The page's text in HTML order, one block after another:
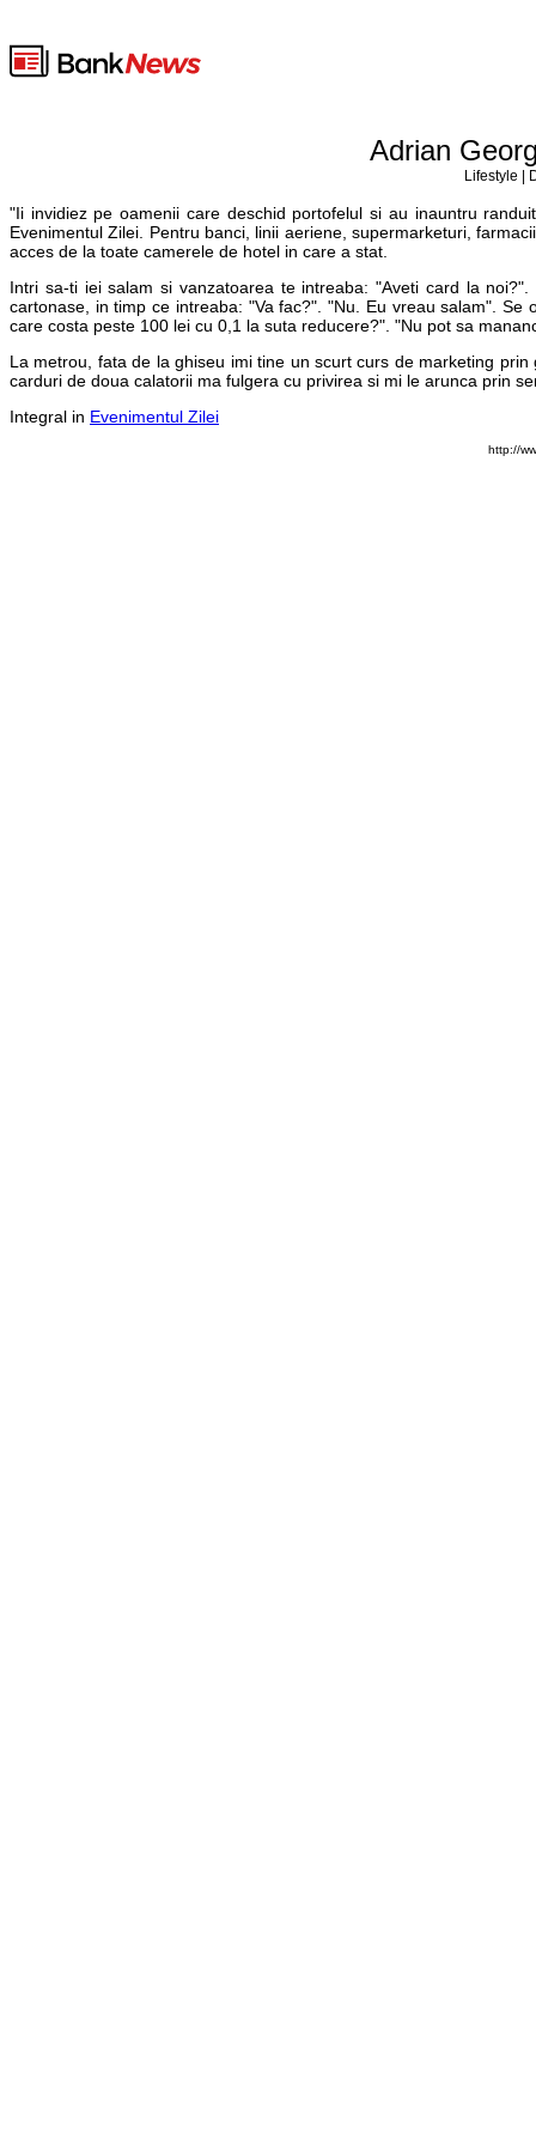
Adrian
Lifestyle |
"Ii invidiez pe oamenii care deschid portofelul si au inauntru
Evenimentul Zilei. Pentru banci, linii aeriene, supermarketuri,
acces de la toate camerele de hotel in care a stat.
Intri sa-ti iei salam si vanzatoarea te intreaba: "Aveti card la
cartonase, in timp ce intreaba: "Va fac?". "Nu. Eu vreau salam".
care costa peste 100 lei cu 0,1 la suta reducere?". "Nu pot sa
La metrou, fata de la ghiseu imi tine un scurt curs de marketing
carduri de doua calatorii ma fulgera cu privirea si mi le arunca prin
Integral in Evenimentul Zilei
http://